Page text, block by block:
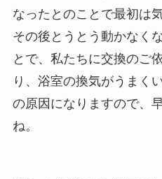
なったとのことで最初は
その後とうとう動かなく
とで、私たちに交換のご
り、浴室の換気がうまく
の原因になりますので、
ね。